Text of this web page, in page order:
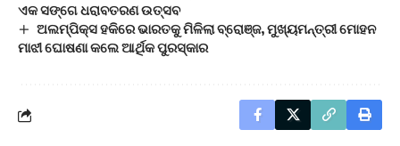
ଏକ ସଙ୍ଗେ ଧରାବତରଣ ଉତ୍ସବ
ଅଲମ୍ପିକ୍ସ ହକିରେ ଭାରତକୁ ମିଳିଲା ବ୍ରୋଞ୍ଜ, ମୁଖ୍ୟମନ୍ତ୍ରୀ ମୋହନ
ମାଝୀ ଘୋଷଣା କଲେ ଆର୍ଥିକ ପୁରସ୍କାର